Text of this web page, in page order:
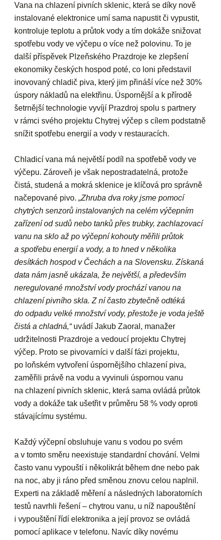
Vana na chlazení pivních sklenic, která se díky nově
instalované elektronice umí sama napustit či vypustit,
kontroluje teplotu a průtok vody a tím dokáže snižovat
spotřebu vody ve výčepu o více než polovinu. To je
další příspěvek Plzeňského Prazdroje ke zlepšení
ekonomiky českých hospod poté, co loni představil
inovovaný chladič piva, který jim přináší více než 30%
úspory nákladů na elektřinu. Úspornější a k přírodě
šetrnější technologie vyvíjí Prazdroj spolu s partnery
v rámci svého projektu Chytrej výčep s cílem podstatně
snížit spotřebu energií a vody v restauracích.
Chladicí vana má největší podíl na spotřebě vody ve
výčepu. Zároveň je však nepostradatelná, protože
čistá, studená a mokrá sklenice je klíčová pro správně
načepované pivo.„Zhruba dva roky jsme pomocí
chytrých senzorů instalovaných na celém výčepním
zařízení od sudů nebo tanků přes trubky, zachlazovací
vanu na sklo až po výčepní kohouty měřili průtok
a spotřebu energií a vody, a to hned v několika
desítkách hospod v Čechách a na Slovensku. Získaná
data nám jasně ukázala, že největší, a především
neregulované množství vody prochází vanou na
chlazení pivního skla. Z ní často zbytečně odtéká
do odpadu velké množství vody, přestože je voda ještě
čistá a chladná,“uvádí Jakub Zaoral, manažer
udržitelnosti Prazdroje a vedoucí projektu Chytrej
výčep. Proto se pivovarníci v další fázi projektu,
po loňském vytvoření úspornějšího chlazení piva,
zaměřili právě na vodu a vyvinuli úspornou vanu
na chlazení pivních sklenic, která sama ovládá průtok
vody a dokáže tak ušetřit v průměru 58 % vody oproti
stávajícímu systému.
Každý výčepní obsluhuje vanu s vodou po svém
a v tomto směru neexistuje standardní chování. Velmi
často vanu vypouští i několikrát během dne nebo pak
na noc, aby ji ráno před směnou znovu celou naplnil.
Experti na základě měření a následných laboratorních
testů navrhli řešení – chytrou vanu, u níž napouštění
i vypouštění řídí elektronika a její provoz se ovládá
pomocí aplikace v telefonu. Navíc díky novému